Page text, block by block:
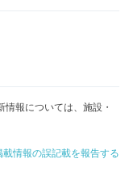
報については、施設・
載情報の誤記載を報告する